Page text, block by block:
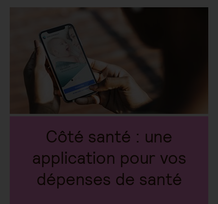
Côté santé : une
application pour vos
dépenses de santé